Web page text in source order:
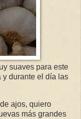
suaves para este
y durante el día las
ajos, quiero
más grandes